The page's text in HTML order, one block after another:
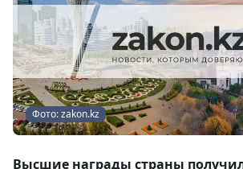
Фото: zakon.kz
Высшие награды страны